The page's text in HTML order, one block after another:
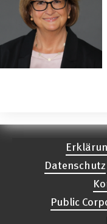
Datenschutz
Public